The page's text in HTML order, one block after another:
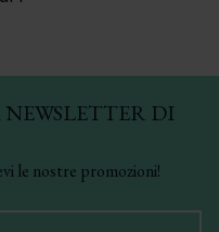
DI
le nostre promozioni!